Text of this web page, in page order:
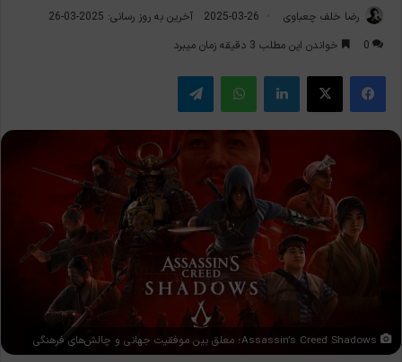
رضا خلف چعباوی 2025-03-26
آخرین به روز رسانی: 2025-03-26
0
خواندن این مطلب 3 دقیقه زمان میبرد
فیس بوک X لینکدین واتس آپ تلگرام